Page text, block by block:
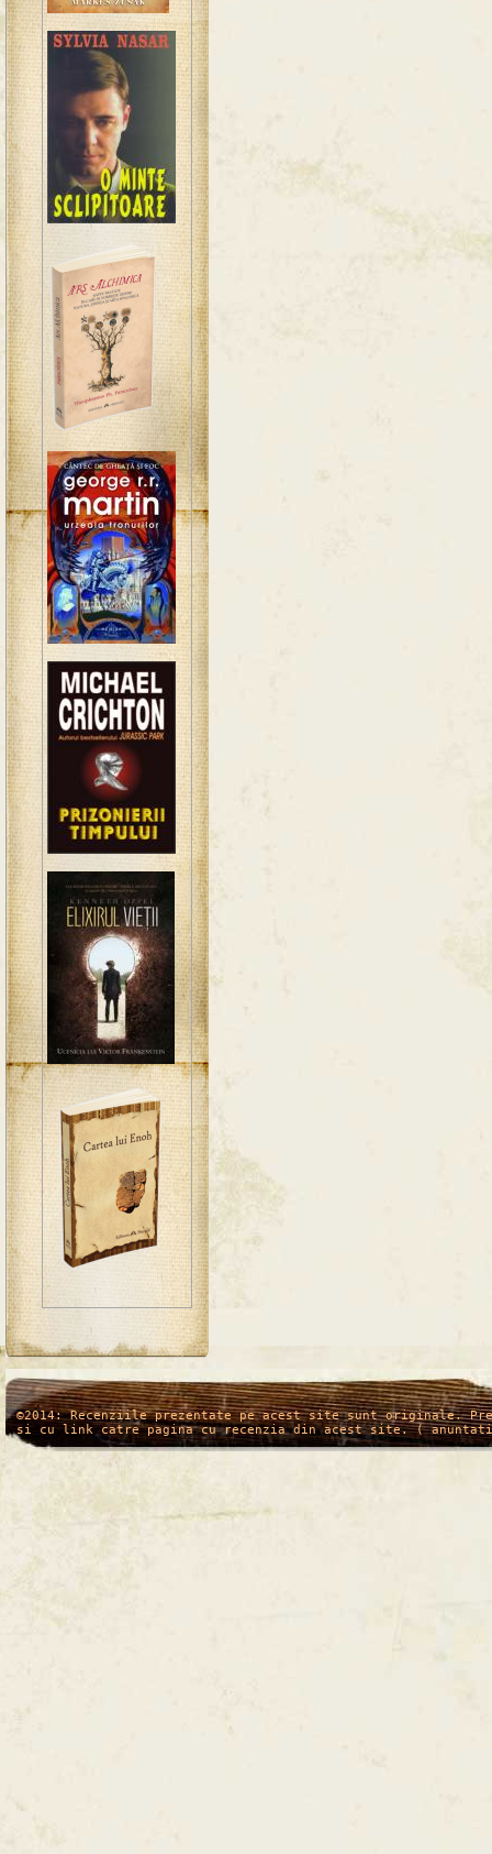
/* */
©2014: Recenziile prezentate pe acest site sunt originale.
si cu link catre pagina cu recenzia din acest site. (